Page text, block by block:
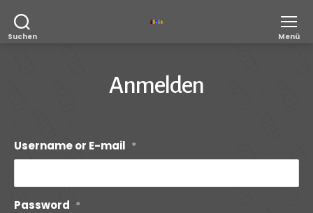
Suchen Menü
Anmelden
Username or E-mail *
Password *